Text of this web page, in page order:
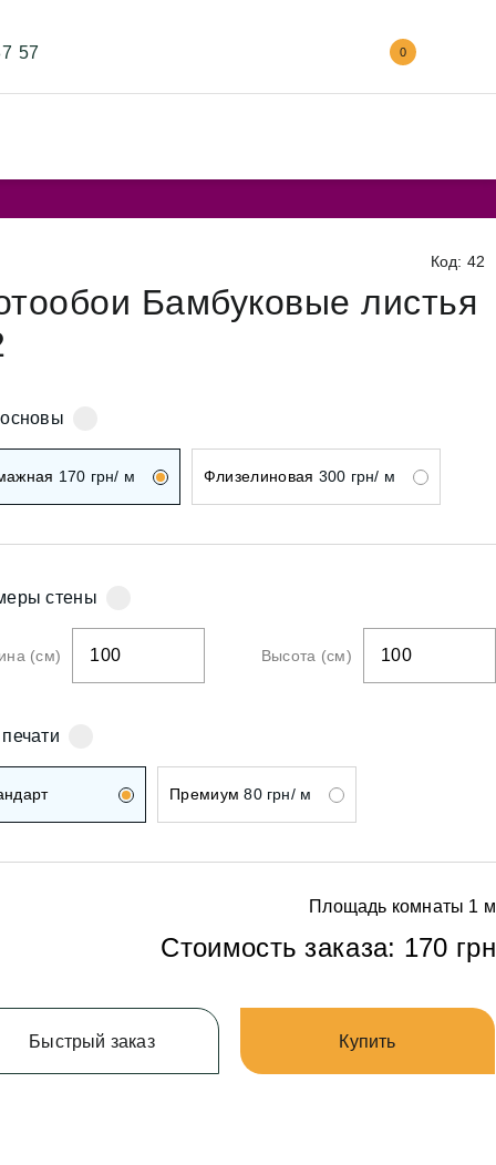
57 0
Код: 42
Бамбуковые листья
170 грн/ м Флизелиновая 300 грн/ м
стены
(см) Высота (см)
Премиум 80 грн/ м
Площадь комнаты 1 м
Стоимость заказа: 170 грн
Быстрый заказ Купить